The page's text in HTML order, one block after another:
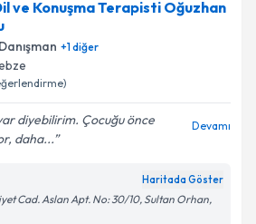
ve Konuşma Terapisti Oğuzhan
+1diğer
diyebilirim. Çocuğu önce
daha...
Devamı
Haritada Göster
Cad. Aslan Apt. No: 30/10, Sultan Orhan,